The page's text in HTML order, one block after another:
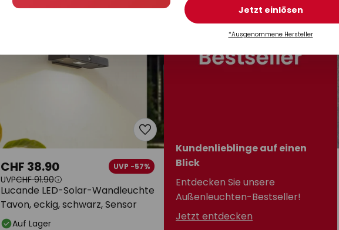
Lucande LED-Solar-Wandleuchte
Tavon, eckig, schwarz, Sensor
CHF 38.90 UVP -57%
UVPCHF 91.90
Auf Lager
Kundenlieblinge auf einen
Blick
Entdecken Sie unsere
Außenleuchten-Bestseller!
Jetzt entdecken
Jetzt einlösen
*Ausgenommene Hersteller